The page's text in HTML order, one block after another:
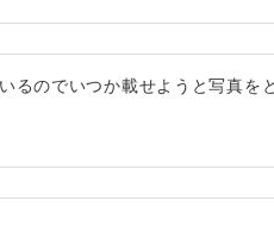
るのでいつか載せようと写真をと